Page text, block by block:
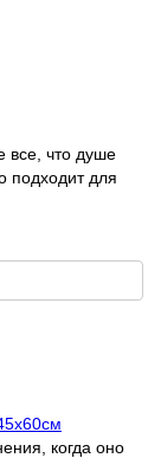
все, что душе
подходит для
когда оно